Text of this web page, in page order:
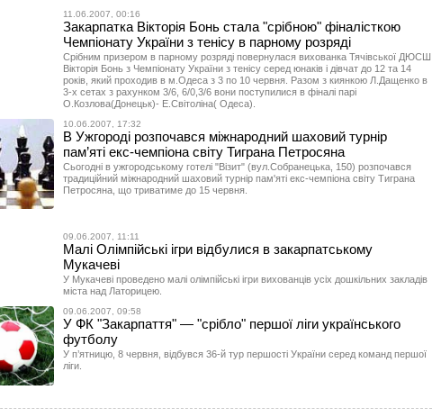
11.06.2007, 00:16
Закарпатка Вікторія Бонь стала "срібною" фіналісткою
Чемпіонату України з тенісу в парному розряді
Срібним призером в парному розряді повернулася вихованка Тячівської ДЮСШ
Вікторія Бонь з Чемпіонату України з тенісу серед юнаків і дівчат до 12 та 14
років, який проходив в м.Одеса з 3 по 10 червня. Разом з киянкою Л.Дащенко в
3-х сетах з рахунком 3/6, 6/0,3/6 вони поступилися в фіналі парі
О.Козлова(Донецьк)- Е.Світоліна( Одеса).
10.06.2007, 17:32
В Ужгороді розпочався міжнародний шаховий турнір
пам’яті екс-чемпіона світу Тиграна Петросяна
Сьогодні в ужгородському готелі "Візит" (вул.Собранецька, 150) розпочався
традиційний міжнародний шаховий турнір пам'яті екс-чемпіона світу Тиграна
Петросяна, що триватиме до 15 червня.
09.06.2007, 11:11
Малі Олімпійські ігри відбулися в закарпатському
Мукачеві
У Мукачеві проведено малі олімпійські ігри вихованців усіх дошкільних закладів
міста над Латорицею.
09.06.2007, 09:58
У ФК "Закарпаття" — "срібло" першої ліги українського
футболу
У п’ятницю, 8 червня, відбувся 36-й тур першості України серед команд першої
ліги.